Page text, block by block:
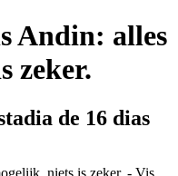
Andin: alles
zeker.
de 16 dias